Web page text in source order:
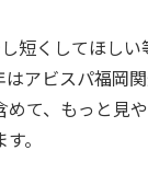
短くしてほし
はアビスパ福岡
て、もっと見
。